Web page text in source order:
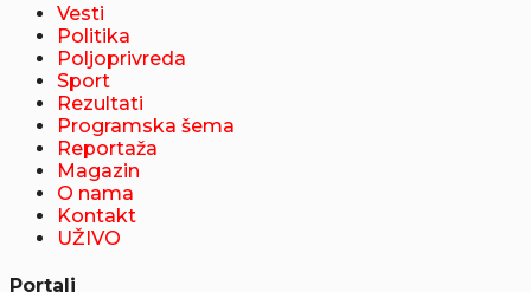
Vesti
Politika
Poljoprivreda
Sport
Rezultati
Programska šema
Reportaža
Magazin
O nama
Kontakt
UŽIVO
Portali